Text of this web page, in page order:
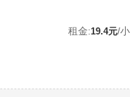
租金:19.4元/